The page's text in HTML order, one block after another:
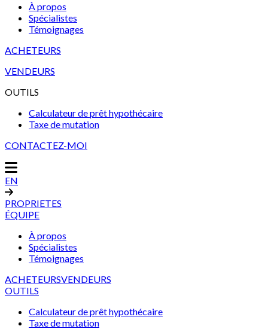
À propos
Spécialistes
Témoignages
ACHETEURS
VENDEURS
OUTILS
Calculateur de prêt hypothécaire
Taxe de mutation
CONTACTEZ-MOI
EN
PROPRIETES
ÉQUIPE
À propos
Spécialistes
Témoignages
ACHETEURSVENDEURS
OUTILS
Calculateur de prêt hypothécaire
Taxe de mutation